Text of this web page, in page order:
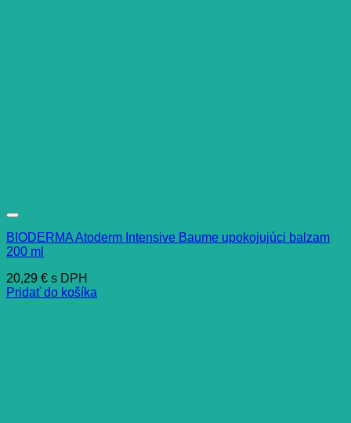
BIODERMA Atoderm Intensive Baume upokojujúci balzam
200 ml
20,29 € s DPH
Pridať do košíka